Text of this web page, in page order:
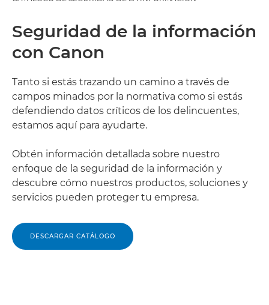
Seguridad de la información
con Canon
Tanto si estás trazando un camino a través de
campos minados por la normativa como si estás
defendiendo datos críticos de los delincuentes,
estamos aquí para ayudarte.
Obtén información detallada sobre nuestro
enfoque de la seguridad de la información y
descubre cómo nuestros productos, soluciones y
servicios pueden proteger tu empresa.
DESCARGAR CATÁLOGO